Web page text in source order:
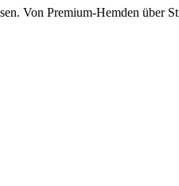
Von Premium-Hemden über